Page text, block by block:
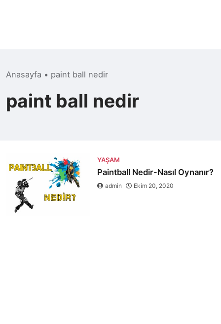
Anasayfa • paint ball nedir
paint ball nedir
YAŞAM
Paintball Nedir-Nasıl Oynanır?
admin Ekim 20, 2020